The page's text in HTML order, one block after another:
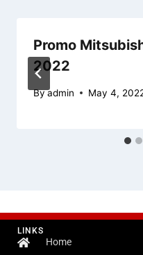
Promo
2022
Byadmin May 4,
LINKS
Home